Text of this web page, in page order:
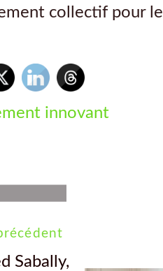
collectif pour le
innovant
Sabally,